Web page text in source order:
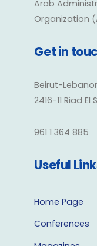
Arab
Organization
Get in
Beirut-
2416-11 Riad El
961 1 364 885
Useful
Home Page
Conferences